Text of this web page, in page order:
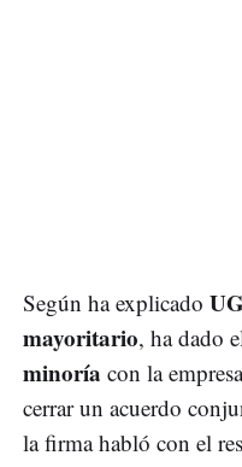
Según ha explicado
mayoritario, ha dado
minoría con la
cerrar un acuerdo
la firma habló con el